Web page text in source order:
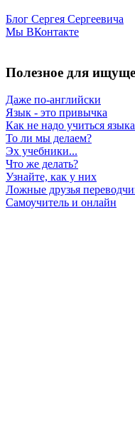
Блог Сергея Сергеевича
Мы ВКонтакте
Полезное для
Даже по-английски
Язык - это привычка
Как не надо учиться
То ли мы делаем?
Эх учебники...
Что же делать?
Узнайте, как у них
Ложные друзья
Самоучитель и онлайн